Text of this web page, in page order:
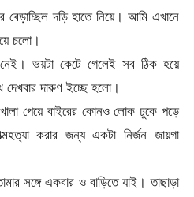
দড়ি হাতে নিয়ে। আমি এখানে
চলো।
ভয়টা কেটে গেলেই সব ঠিক হয়ে
দারুণ ইচ্ছে হলো।
পেয়ে বাইরের কোনও লোক ঢুকে পড়ে
করার জন্য একটা নির্জন জায়গা
সঙ্গে একবার ও বাড়িতে যাই। তাছাড়া